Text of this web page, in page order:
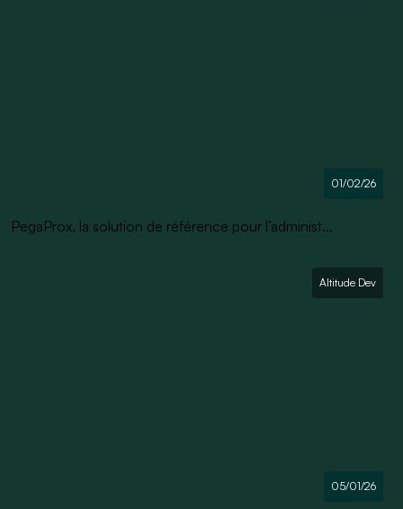
01/02/26
PegaProx, la solution de référence pour l’administ...
Altitude Dev
05/01/26